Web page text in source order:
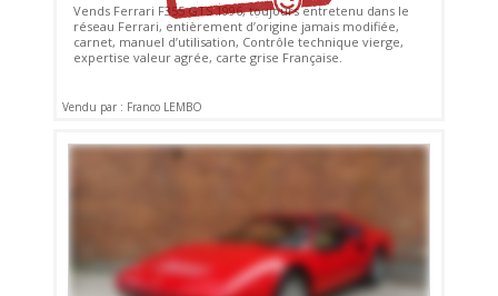
Vends Ferrari F355 GTS 1996, toujours entretenu dans le
réseau Ferrari, entièrement d’origine jamais modifiée,
carnet, manuel d’utilisation, Contrôle technique vierge,
expertise valeur agrée, carte grise Française.
Vendu par : Franco LEMBO